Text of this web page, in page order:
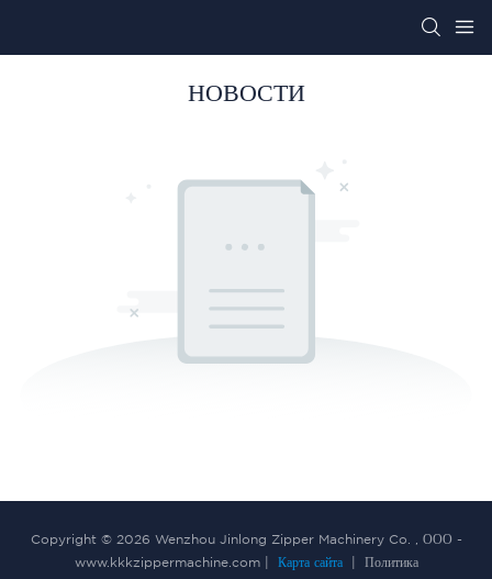
НОВОСТИ
Copyright © 2026 Wenzhou Jinlong Zipper Machinery Co. , ООО -
www.kkkzippermachine.com |
Карта сайта
Политика